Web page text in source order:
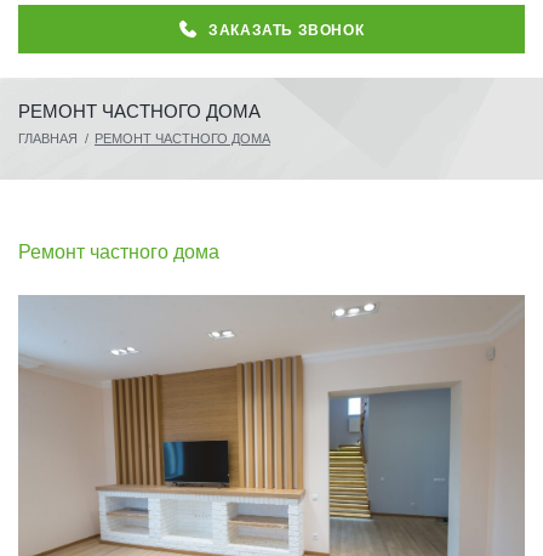
ЗАКАЗАТЬ ЗВОНОК
РЕМОНТ ЧАСТНОГО ДОМА
ГЛАВНАЯ / РЕМОНТ ЧАСТНОГО ДОМА
Ремонт частного дома